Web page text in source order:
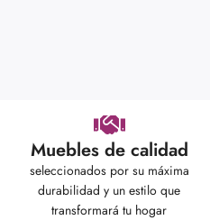
Muebles de calidad
seleccionados por su máxima
durabilidad y un estilo que
transformará tu hogar